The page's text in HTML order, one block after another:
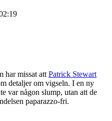
har missat att Patrick Stewart
detaljer om vigseln. I en ny
var någon slump, utan att de
paparazzo-fri.